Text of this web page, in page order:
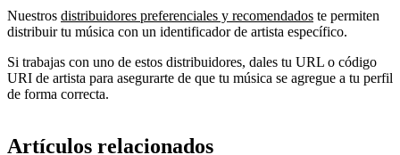
Nuestros distribuidores preferenciales y recomendados te permiten
distribuir tu música con un identificador de artista específico.
Si trabajas con uno de estos distribuidores, dales tu URL o código
URI de artista para asegurarte de que tu música se agregue a tu perfil
de forma correcta.
Artículos relacionados